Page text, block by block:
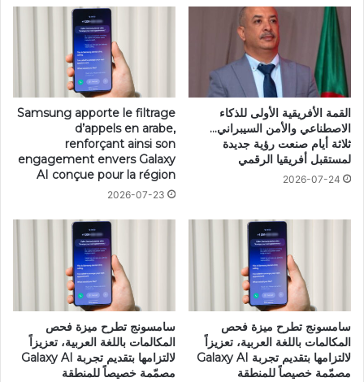
القمة الأفريقية الأولى للذكاء
الاصطناعي والأمن السيبراني…
ثلاثة أيام صنعت رؤية جديدة
لمستقبل أفريقيا الرقمي
2026-07-24
Samsung apporte le filtrage
d’appels en arabe,
renforçant ainsi son
engagement envers Galaxy
AI conçue pour la région
2026-07-23
سامسونج تطرح ميزة فحص
المكالمات باللغة العربية، تعزيزاً
لالتزامها بتقديم تجربة Galaxy AI
مصمّمة خصيصاً للمنطقة
سامسونج تطرح ميزة فحص
المكالمات باللغة العربية، تعزيزاً
لالتزامها بتقديم تجربة Galaxy AI
مصمّمة خصيصاً للمنطقة